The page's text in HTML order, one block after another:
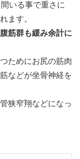
いる事で重さに
ます。
腹筋群も緩み余計に
ためにお尻の筋肉
などが坐骨神経を
狭窄翔などになっ